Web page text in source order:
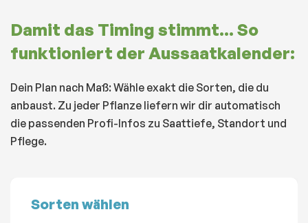
Damit das Timing stimmt... So
funktioniert der Aussaatkalender:
Dein Plan nach Maß: Wähle exakt die Sorten, die du
anbaust. Zu jeder Pflanze liefern wir dir automatisch
die passenden Profi-Infos zu Saattiefe, Standort und
Pflege.
Sorten wählen